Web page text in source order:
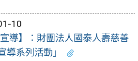
10
宣導】：財團法人國泰人壽慈善
導系列活動」